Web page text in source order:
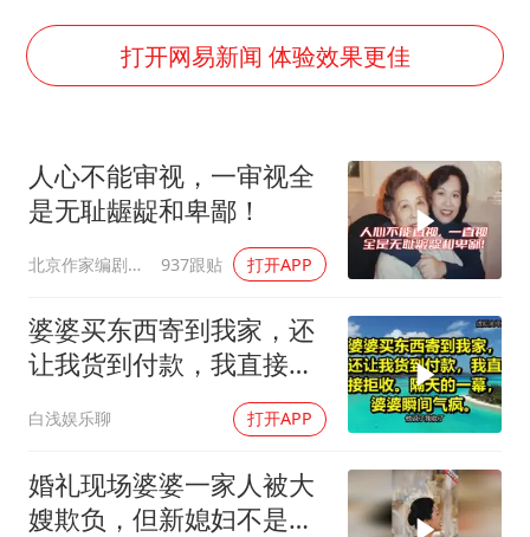
“中国蔬菜之乡”最高温达41.8℃
美参院通过一项对俄能源领域制裁法案
福建省泉州市委书记张毅恭接受纪律审查和监察调查
79岁老人被城管撞倒后离世案一审开庭
夯实基础开新局
打开网易新闻 体验效果更佳
人心不能审视，一审视全
是无耻龌龊和卑鄙！
北京作家编剧肥猪满圈 937跟贴 打开APP
婆婆买东西寄到我家，还
让我货到付款，我直接拒
收。隔天的一幕，婆婆瞬
间气疯
白浅娱乐聊 打开APP
婚礼现场婆婆一家人被大
嫂欺负，但新媳妇不是好